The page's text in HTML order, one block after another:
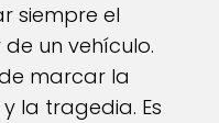
siempre el
un vehículo.
marcar la
la tragedia. Es